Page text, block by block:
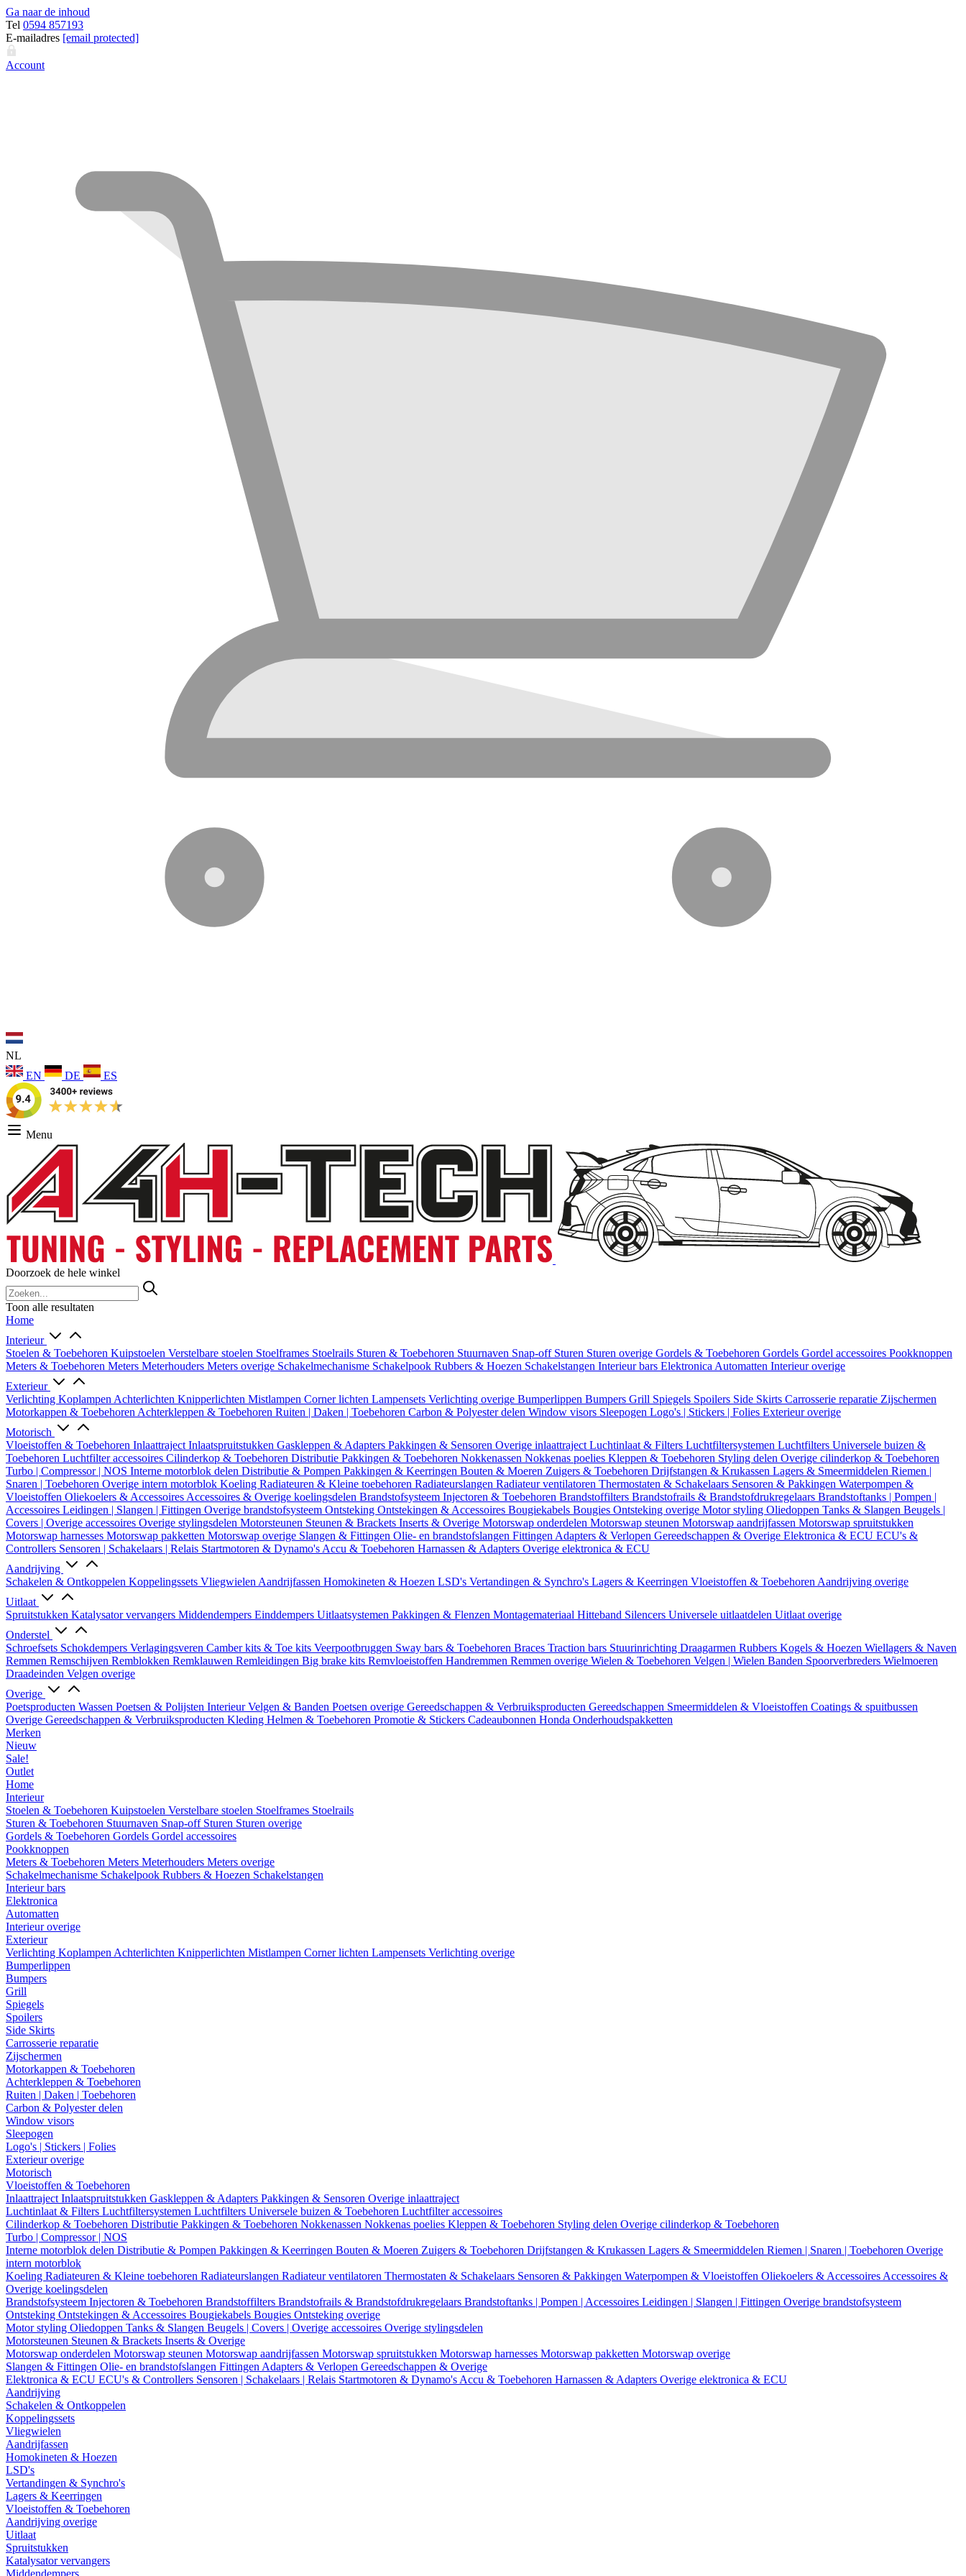
Ga naar de inhoud
Tel 0594 857193
E-mailadres [email protected]
Account
NL
EN
DE ES
Menu
Doorzoek de hele winkel
Toon alle resultaten
Home
Interieur
Stoelen & Toebehoren Kuipstoelen Verstelbare stoelen Stoelframes Stoelrails Sturen & Toebehoren Stuurnaven Snap-off Sturen Sturen overige Gordels & Toebehoren Gordels Gordel accessoires Pookknoppen
Meters & Toebehoren Meters Meterhouders Meters overige Schakelmechanisme Schakelpook Rubbers & Hoezen Schakelstangen Interieur bars Elektronica Automatten Interieur overige
Exterieur
Verlichting Koplampen Achterlichten Knipperlichten Mistlampen Corner lichten Lampensets Verlichting overige Bumperlippen Bumpers Grill Spiegels Spoilers Side Skirts Carrosserie reparatie Zijschermen
Motorkappen & Toebehoren Achterkleppen & Toebehoren Ruiten | Daken | Toebehoren Carbon & Polyester delen Window visors Sleepogen Logo's | Stickers | Folies Exterieur overige
Motorisch
Vloeistoffen & Toebehoren Inlaattraject Inlaatspruitstukken Gaskleppen & Adapters Pakkingen & Sensoren Overige inlaattraject Luchtinlaat & Filters Luchtfiltersystemen Luchtfilters Universele buizen &
Toebehoren Luchtfilter accessoires Cilinderkop & Toebehoren Distributie Pakkingen & Toebehoren Nokkenassen Nokkenas poelies Kleppen & Toebehoren Styling delen Overige cilinderkop & Toebehoren
Turbo | Compressor | NOS Interne motorblok delen Distributie & Pompen Pakkingen & Keerringen Bouten & Moeren Zuigers & Toebehoren Drijfstangen & Krukassen Lagers & Smeermiddelen Riemen |
Snaren | Toebehoren Overige intern motorblok Koeling Radiateuren & Kleine toebehoren Radiateurslangen Radiateur ventilatoren Thermostaten & Schakelaars Sensoren & Pakkingen Waterpompen &
Vloeistoffen Oliekoelers & Accessoires Accessoires & Overige koelingsdelen Brandstofsysteem Injectoren & Toebehoren Brandstoffilters Brandstofrails & Brandstofdrukregelaars Brandstoftanks | Pompen |
Accessoires Leidingen | Slangen | Fittingen Overige brandstofsysteem Ontsteking Ontstekingen & Accessoires Bougiekabels Bougies Ontsteking overige Motor styling Oliedoppen Tanks & Slangen Beugels |
Covers | Overige accessoires Overige stylingsdelen Motorsteunen Steunen & Brackets Inserts & Overige Motorswap onderdelen Motorswap steunen Motorswap aandrijfassen Motorswap spruitstukken
Motorswap harnesses Motorswap pakketten Motorswap overige Slangen & Fittingen Olie- en brandstofslangen Fittingen Adapters & Verlopen Gereedschappen & Overige Elektronica & ECU ECU's &
Controllers Sensoren | Schakelaars | Relais Startmotoren & Dynamo's Accu & Toebehoren Harnassen & Adapters Overige elektronica & ECU
Aandrijving
Schakelen & Ontkoppelen Koppelingssets Vliegwielen Aandrijfassen Homokineten & Hoezen LSD's Vertandingen & Synchro's Lagers & Keerringen Vloeistoffen & Toebehoren Aandrijving overige
Uitlaat
Spruitstukken Katalysator vervangers Middendempers Einddempers Uitlaatsystemen Pakkingen & Flenzen Montagemateriaal Hitteband Silencers Universele uitlaatdelen Uitlaat overige
Onderstel
Schroefsets Schokdempers Verlagingsveren Camber kits & Toe kits Veerpootbruggen Sway bars & Toebehoren Braces Traction bars Stuurinrichting Draagarmen Rubbers Kogels & Hoezen Wiellagers & Naven
Remmen Remschijven Remblokken Remklauwen Remleidingen Big brake kits Remvloeistoffen Handremmen Remmen overige Wielen & Toebehoren Velgen | Wielen Banden Spoorverbreders Wielmoeren
Draadeinden Velgen overige
Overige
Poetsproducten Wassen Poetsen & Polijsten InterieurVelgen & Banden Poetsen overige Gereedschappen & Verbruiksproducten Gereedschappen Smeermiddelen & Vloeistoffen Coatings & spuitbussen
Overige Gereedschappen & Verbruiksproducten Kleding Helmen & Toebehoren Promotie & Stickers Cadeaubonnen Honda Onderhoudspakketten
Merken
Nieuw
Sale!
Outlet
Home
Interieur
Stoelen & Toebehoren Kuipstoelen Verstelbare stoelen Stoelframes Stoelrails
Sturen & Toebehoren Stuurnaven Snap-off Sturen Sturen overige
Gordels & Toebehoren Gordels Gordel accessoires
Pookknoppen
Meters & Toebehoren Meters Meterhouders Meters overige
Schakelmechanisme Schakelpook Rubbers & Hoezen Schakelstangen
Interieur bars
Elektronica
Automatten
Interieur overige
Exterieur
Verlichting Koplampen Achterlichten Knipperlichten Mistlampen Corner lichten Lampensets Verlichting overige
Bumperlippen
Bumpers
Grill
Spiegels
Spoilers
Side Skirts
Carrosserie reparatie
Zijschermen
Motorkappen & Toebehoren
Achterkleppen & Toebehoren
Ruiten | Daken | Toebehoren
Carbon & Polyester delen
Window visors
Sleepogen
Logo's | Stickers | Folies
Exterieur overige
Motorisch
Vloeistoffen & Toebehoren
Inlaattraject Inlaatspruitstukken Gaskleppen & Adapters Pakkingen & Sensoren Overige inlaattraject
Luchtinlaat & Filters Luchtfiltersystemen Luchtfilters Universele buizen & Toebehoren Luchtfilter accessoires
Cilinderkop & Toebehoren Distributie Pakkingen & Toebehoren Nokkenassen Nokkenas poelies Kleppen & Toebehoren Styling delen Overige cilinderkop & Toebehoren
Turbo | Compressor | NOS
Interne motorblok delen Distributie & Pompen Pakkingen & Keerringen Bouten & Moeren Zuigers & Toebehoren Drijfstangen & Krukassen Lagers & Smeermiddelen Riemen | Snaren | Toebehoren Overige
intern motorblok
Koeling Radiateuren & Kleine toebehoren Radiateurslangen Radiateur ventilatoren Thermostaten & Schakelaars Sensoren & Pakkingen Waterpompen & Vloeistoffen Oliekoelers & Accessoires Accessoires &
Overige koelingsdelen
Brandstofsysteem Injectoren & Toebehoren Brandstoffilters Brandstofrails & Brandstofdrukregelaars Brandstoftanks | Pompen | Accessoires Leidingen | Slangen | Fittingen Overige brandstofsysteem
Ontsteking Ontstekingen & Accessoires Bougiekabels Bougies Ontsteking overige
Motor styling Oliedoppen Tanks & Slangen Beugels | Covers | Overige accessoires Overige stylingsdelen
Motorsteunen Steunen & Brackets Inserts & Overige
Motorswap onderdelen Motorswap steunen Motorswap aandrijfassen Motorswap spruitstukken Motorswap harnesses Motorswap pakketten Motorswap overige
Slangen & Fittingen Olie- en brandstofslangen Fittingen Adapters & Verlopen Gereedschappen & Overige
Elektronica & ECU ECU's & Controllers Sensoren | Schakelaars | Relais Startmotoren & Dynamo's Accu & Toebehoren Harnassen & Adapters Overige elektronica & ECU
Aandrijving
Schakelen & Ontkoppelen
Koppelingssets
Vliegwielen
Aandrijfassen
Homokineten & Hoezen
LSD's
Vertandingen & Synchro's
Lagers & Keerringen
Vloeistoffen & Toebehoren
Aandrijving overige
Uitlaat
Spruitstukken
Katalysator vervangers
Middendempers